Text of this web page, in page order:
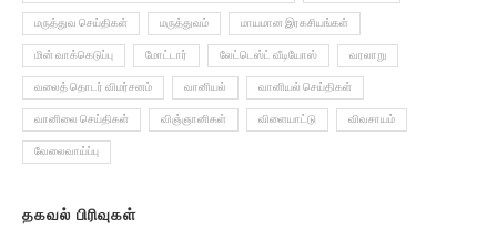
மருத்துவ செய்திகள் மருத்துவம் மாயமான இரகசியங்கள்
மின் வாக்கெடுப்பு மோட்டார் லேட்டெஸ்ட் வீடியோஸ் வரலாறு
வலைத் தொடர் விமர்சனம் வானியல் வானியல் செய்திகள்
வானிலை செய்திகள் விஞ்ஞானிகள் விளையாட்டு விவசாயம்
வேலைவாய்ப்பு
தகவல் பிரிவுகள்